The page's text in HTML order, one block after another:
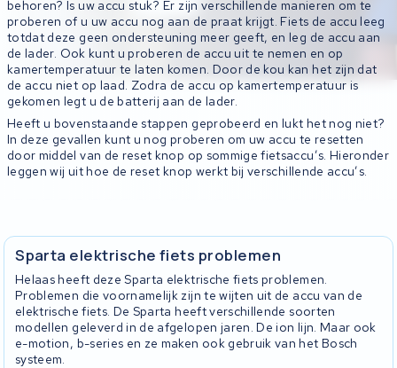
behoren? Is uw accu stuk? Er zijn verschillende manieren om te
proberen of u uw accu nog aan de praat krijgt. Fiets de accu leeg
totdat deze geen ondersteuning meer geeft, en leg de accu aan
de lader. Ook kunt u proberen de accu uit te nemen en op
kamertemperatuur te laten komen. Door de kou kan het zijn dat
de accu niet op laad. Zodra de accu op kamertemperatuur is
gekomen legt u de batterij aan de lader.
Heeft u bovenstaande stappen geprobeerd en lukt het nog niet?
In deze gevallen kunt u nog proberen om uw accu te resetten
door middel van de reset knop op sommige fietsaccu’s. Hieronder
leggen wij uit hoe de reset knop werkt bij verschillende accu’s.
Sparta elektrische fiets problemen
Helaas heeft deze Sparta elektrische fiets problemen.
Problemen die voornamelijk zijn te wijten uit de accu van de
elektrische fiets. De Sparta heeft verschillende soorten
modellen geleverd in de afgelopen jaren. De ion lijn. Maar ook
e-motion, b-series en ze maken ook gebruik van het Bosch
systeem.